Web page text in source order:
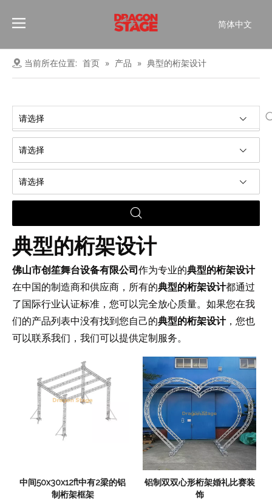
简体中文
Español
English
当前所在位置: 首页 » 产品 » 典型的桁架设计
请选择
请选择
请选择
典型的桁架设计
佛山市创笙舞台设备有限公司 作为专业的典型的桁架设计
在中国的制造商和供应商，所有的典型的桁架设计都通过
了国际行业认证标准，您可以完全放心质量。如果您在我
们的产品列表中没有找到您自己的典型的桁架设计，您也
可以联系我们，我们可以提供定制服务。
中间50x30x12ft中有2梁的铝
制桁架框架
铝制双双心形桁架婚礼比赛装
饰